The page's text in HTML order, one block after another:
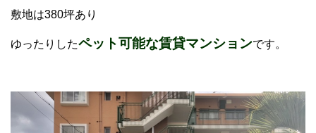
敷地は380坪あり
ゆったりしたペット可能な賃貸マンションです。